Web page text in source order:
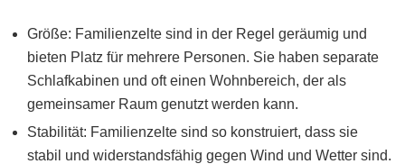
Größe: Familienzelte sind in der Regel geräumig und
bieten Platz für mehrere Personen. Sie haben separate
Schlafkabinen und oft einen Wohnbereich, der als
gemeinsamer Raum genutzt werden kann.
Stabilität: Familienzelte sind so konstruiert, dass sie
stabil und widerstandsfähig gegen Wind und Wetter sind.